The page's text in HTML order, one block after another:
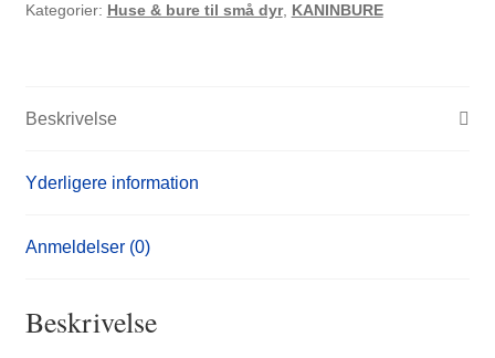
og
Kategorier: Huse & bure til små dyr, KANINBURE
Beskrivelse
Yderligere information
Anmeldelser (0)
Beskrivelse